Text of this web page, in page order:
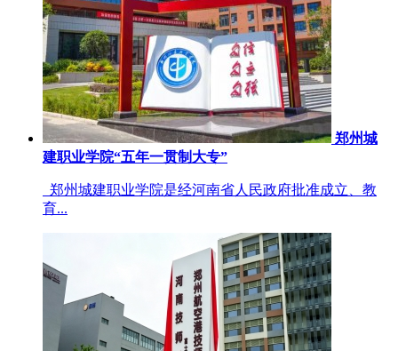
郑州城
建职业学院“五年一贯制大专”
郑州城建职业学院是经河南省人民政府批准成立、教
育...